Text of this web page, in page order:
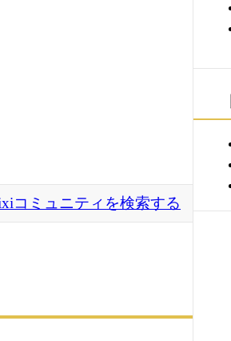
コミュニティを検索する